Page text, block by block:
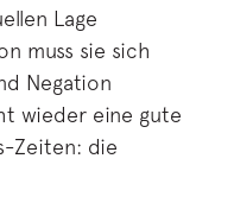
Lage
muss sie sich
Negation
wieder eine gute
Zeiten: die